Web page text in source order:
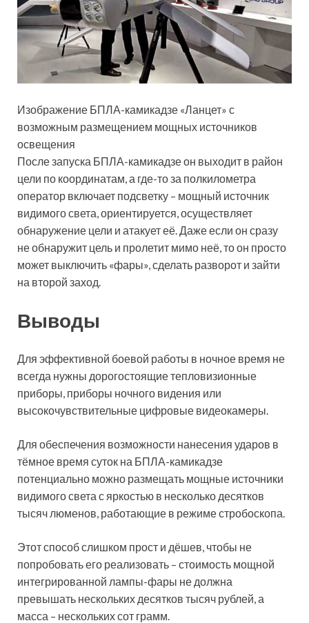
Изображение БПЛА-камикадзе «Ланцет» с
возможным размещением мощных источников
освещения
После запуска БПЛА-камикадзе он выходит в район
цели по координатам, а где-то за полкилометра
оператор включает подсветку – мощный источник
видимого света, ориентируется, осуществляет
обнаружение цели и атакует её. Даже если он сразу
не обнаружит цель и пролетит мимо неё, то он просто
может выключить «фары», сделать разворот и зайти
на второй заход.
Выводы
Для эффективной боевой работы в ночное время не
всегда нужны дорогостоящие тепловизионные
приборы, приборы ночного видения или
высокочувствительные цифровые видеокамеры.
Для обеспечения возможности нанесения ударов в
тёмное время суток на БПЛА-камикадзе
потенциально можно размещать мощные источники
видимого света с яркостью в несколько десятков
тысяч люменов, работающие в режиме стробоскопа.
Этот способ слишком прост и дёшев, чтобы не
попробовать его реализовать – стоимость мощной
интегрированной лампы-фары не должна
превышать нескольких десятков тысяч рублей, а
масса – нескольких сот грамм.